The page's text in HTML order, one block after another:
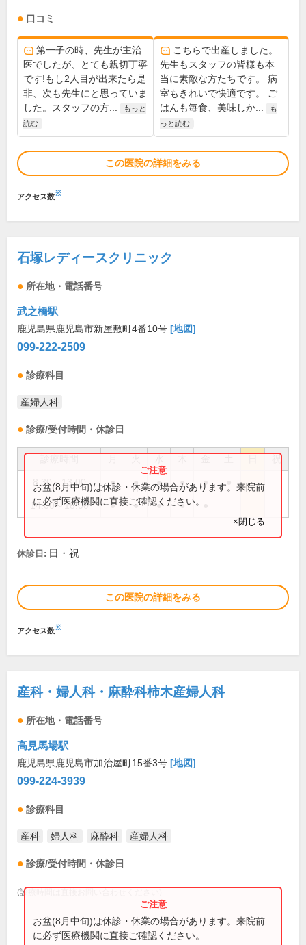
口コミ
第一子の時、先生が主治
医でしたが、とても親切丁寧
です!もし2人目が出来たら是
非、次も先生にと思っていま
した。スタッフの方...
もっと
読む
こちらで出産しました。
先生もスタッフの皆様も本
当に素敵な方たちです。 病
室もきれいで快適です。 ご
はんも毎食、美味しか...
も
っと読む
この医院の詳細をみる
アクセス数※
石塚レディースクリニック
所在地・電話番号
武之橋駅
鹿児島県鹿児島市新屋敷町4番10号 [地図]
099-222-2509
診療科目
産婦人科
診療/受付時間・休診日
祝
8:30～13:00 ● ● ● ● ●
14:00～18:00 ● ● ● ●
お盆(8月中旬)は休診・休業の場合があります。来院前
に必ず医療機関に直接ご確認ください。
×閉じる
休診日: 日・祝
この医院の詳細をみる
アクセス数※
産科・婦人科・麻酔科柿木産婦人科
所在地・電話番号
高見馬場駅
鹿児島県鹿児島市加治屋町15番3号 [地図]
099-224-3939
診療科目
産科 婦人科 麻酔科 産婦人科
診療/受付時間・休診日
(診療時間は直接お問い合わせください)
お盆(8月中旬)は休診・休業の場合があります。来院前
に必ず医療機関に直接ご確認ください。